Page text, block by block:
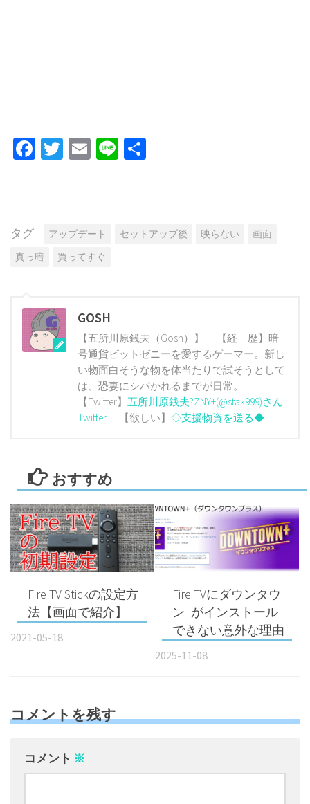
Facebook
Twitter
Email
Line
タグ: アップデート セットアップ後 映らない
画面
真っ暗
買ってすぐ
GOSH
【五所川原銭夫（Gosh）】 【経 歴】暗
号通貨ビットゼニーを愛するゲーマー。新し
い物面白そうな物を体当たりで試そうとして
は、恐妻にシバかれるまでが日常。
【Twitter】 五所川原銭夫?ZNY+(@stak999)さん |
Twitter 【欲しい】 ◇支援物資を送る◆
おすすめ
Fire TV Stickの設定方
法【画面で紹介】
2021-05-18
Fire TVにダウンタウ
ン+がインストール
できない意外な理由
2025-11-08
コメントを残す
コメント ※